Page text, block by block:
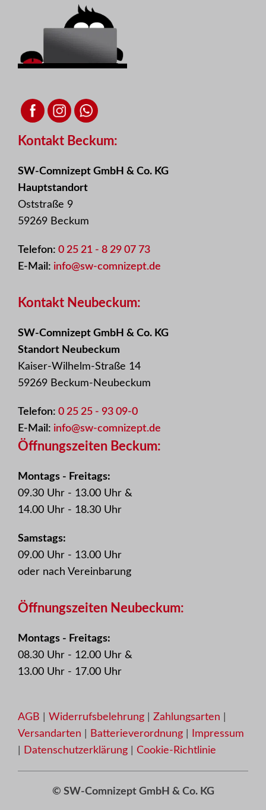
Kontakt Beckum:
SW-Comnizept GmbH & Co. KG
Hauptstandort
Oststraße 9
59269 Beckum
Telefon: 0 25 21 - 8 29 07 73
E-Mail: info@sw-comnizept.de
Kontakt Neubeckum:
SW-Comnizept GmbH & Co. KG
Standort Neubeckum
Kaiser-Wilhelm-Straße 14
59269 Beckum-Neubeckum
Telefon: 0 25 25 - 93 09-0
E-Mail: info@sw-comnizept.de
Öffnungszeiten Beckum:
Montags - Freitags:
09.30 Uhr - 13.00 Uhr &
14.00 Uhr - 18.30 Uhr
Samstags:
09.00 Uhr - 13.00 Uhr
oder nach Vereinbarung
Öffnungszeiten Neubeckum:
Montags - Freitags:
08.30 Uhr - 12.00 Uhr &
13.00 Uhr - 17.00 Uhr
AGB Widerrufsbelehrung Zahlungsarten
Versandarten
Batterieverordnung
Impressum
Datenschutzerklärung Cookie-Richtlinie
© SW-Comnizept GmbH & Co. KG
Produkt zum Warenkorb hinzugefügt.
Zur Kasse